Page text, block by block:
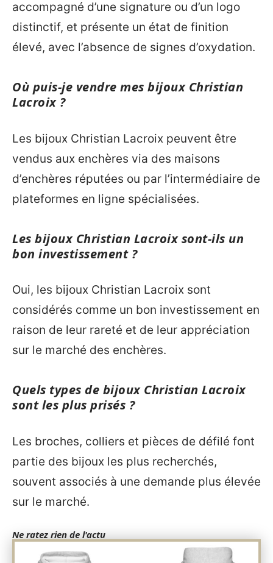
accompagné d’une signature ou d’un logo
distinctif, et présente un état de finition
élevé, avec l’absence de signes d’oxydation.
Où puis-je vendre mes bijoux Christian
Lacroix ?
Les bijoux Christian Lacroix peuvent être
vendus aux enchères via des maisons
d’enchères réputées ou par l’intermédiaire de
plateformes en ligne spécialisées.
Les bijoux Christian Lacroix sont-ils un
bon investissement ?
Oui, les bijoux Christian Lacroix sont
considérés comme un bon investissement en
raison de leur rareté et de leur appréciation
sur le marché des enchères.
Quels types de bijoux Christian Lacroix
sont les plus prisés ?
Les broches, colliers et pièces de défilé font
partie des bijoux les plus recherchés,
souvent associés à une demande plus élevée
sur le marché.
Ne ratez rien de l'actu